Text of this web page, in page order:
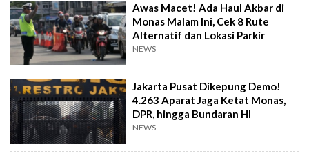
Awas Macet! Ada Haul Akbar di
Monas Malam Ini, Cek 8 Rute
Alternatif dan Lokasi Parkir
NEWS
Jakarta Pusat Dikepung Demo!
4.263 Aparat Jaga Ketat Monas,
DPR, hingga Bundaran HI
NEWS